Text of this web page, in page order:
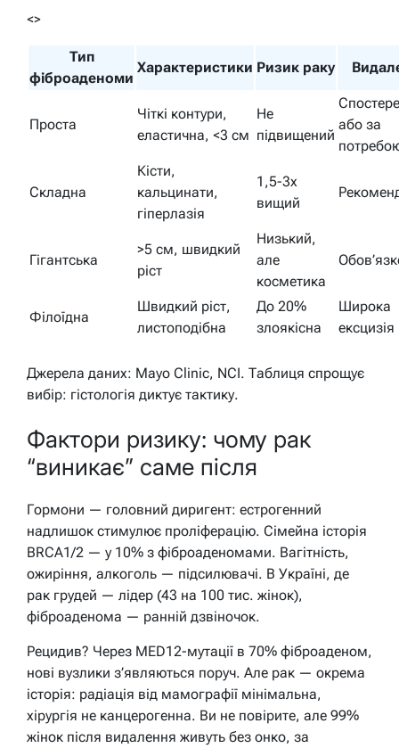
<>
Тип
фіброаденоми
Характеристики Ризик раку
Проста
Чіткі контури,
еластична, <3 см
Не
підвищений
або за
Складна
Кісти,
кальцинати,
гіперлазія
1,5-3x
вищий
Гігантська
>5 см, швидкий
ріст
Низький,
але
косметика
Філоїдна
Швидкий ріст,
листоподібна
До 20%
злоякісна
Широка
ексцизія
Джерела даних: Mayo Clinic, NCI. Таблиця спрощує
вибір: гістологія диктує тактику.
Фактори ризику: чому рак
“виникає” саме після
Гормони — головний диригент: естрогенний
надлишок стимулює проліферацію. Сімейна історія
BRCA1/2 — у 10% з фіброаденомами. Вагітність,
ожиріння, алкоголь — підсилювачі. В Україні, де
рак грудей — лідер (43 на 100 тис. жінок),
фіброаденома — ранній дзвіночок.
Рецидив? Через MED12-мутації в 70% фіброаденом,
нові вузлики з’являються поруч. Але рак — окрема
історія: радіація від мамографії мінімальна,
хірургія не канцерогенна. Ви не повірите, але 99%
жінок після видалення живуть без онко, за